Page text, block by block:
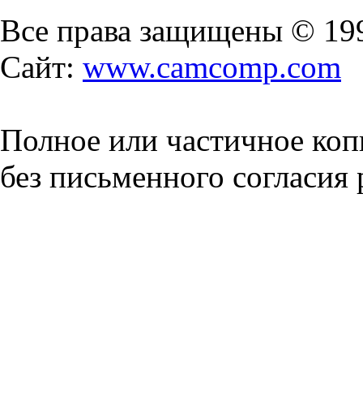
Все права защищены ©
Сайт: www.camcomp.com
Полное или частичное
без письменного